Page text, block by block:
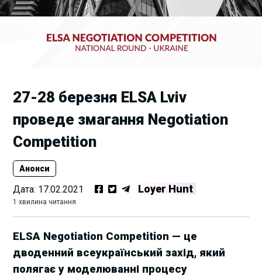
27-28 березня ELSA Lviv
проведе змагання Negotiation
Competition
Анонси
Дата: 17.02.2021 Loyer Hunt
1 хвилина читання
ELSA Negotiation Competition — це
дводенний всеукраїнський захід, який
полягає у моделюванні процесу